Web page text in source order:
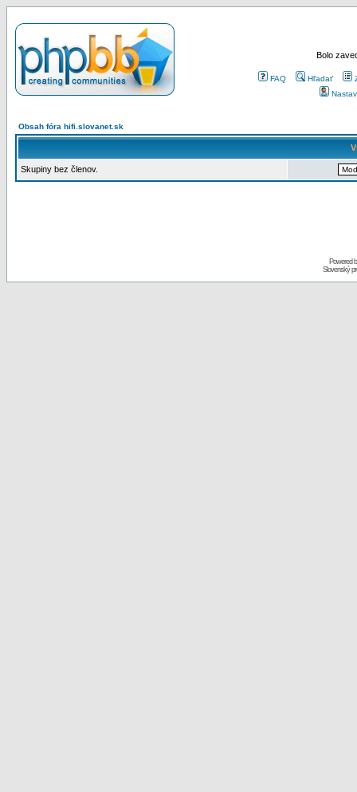
Bolo
FAQ Hľadať
Obsah fóra hifi.slovanet.sk
Skupiny bez členov.
Powered
Slovenský